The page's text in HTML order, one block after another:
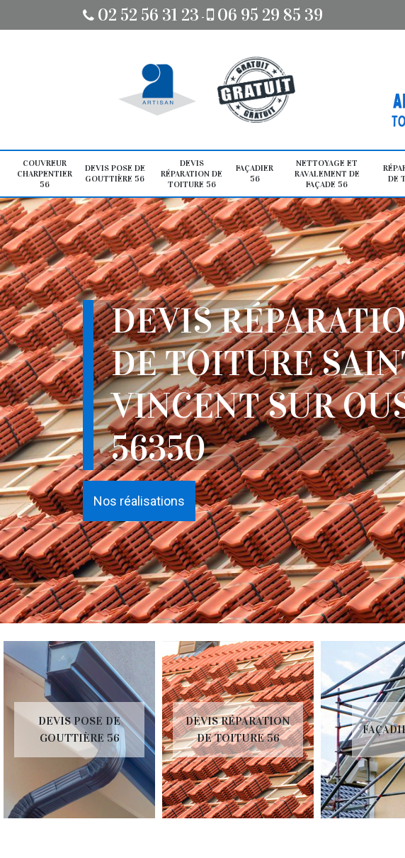
02 52 56 31 23 - 06 95 29 85 39
COUVREUR
CHARPENTIER
56
DEVIS POSE DE
GOUTTIÈRE 56
DEVIS
RÉPARATION DE
TOITURE 56
FAÇADIER
56
NETTOYAGE ET
RAVALEMENT DE
FAÇADE 56
DE
DEVIS
DE TOITURE
VINCENT SUR
56350
Nos réalisations
DEVIS POSE DE
GOUTTIÈRE 56
DEVIS RÉPARATION
DE TOITURE 56